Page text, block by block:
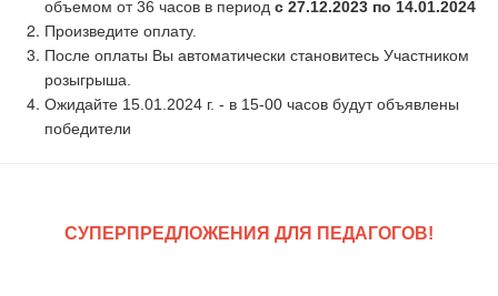
объемом от 36 часов в период с 27.12.2023 по 14.01.2024
Произведите оплату.
После оплаты Вы автоматически становитесь Участником
розыгрыша.
Ожидайте 15.01.2024 г. - в 15-00 часов будут объявлены
победители
СУПЕРПРЕДЛОЖЕНИЯ ДЛЯ ПЕДАГОГОВ!